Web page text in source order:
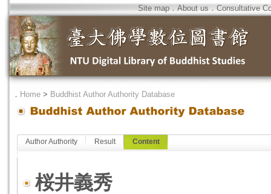
Site map．About us．Consultative
． Home > Buddhist Author Authority Database
Author Authority Result Content
桜井義秀